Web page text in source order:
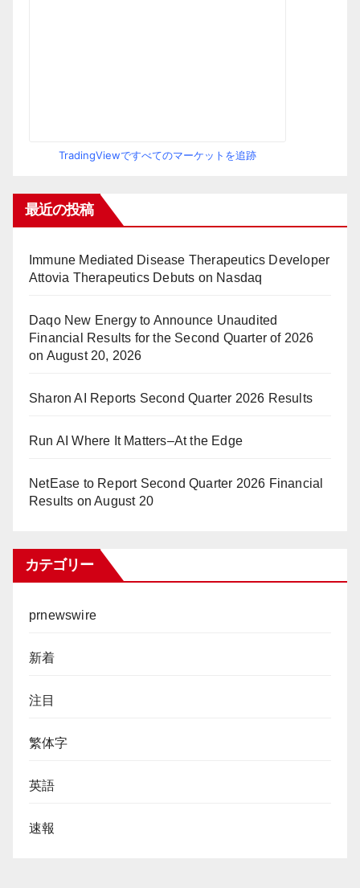
TradingViewですべてのマーケットを追跡
最近の投稿
Immune Mediated Disease Therapeutics Developer
Attovia Therapeutics Debuts on Nasdaq
Daqo New Energy to Announce Unaudited
Financial Results for the Second Quarter of 2026
on August 20, 2026
Sharon AI Reports Second Quarter 2026 Results
Run AI Where It Matters–At the Edge
NetEase to Report Second Quarter 2026 Financial
Results on August 20
カテゴリー
prnewswire
新着
注目
繁体字
英語
速報